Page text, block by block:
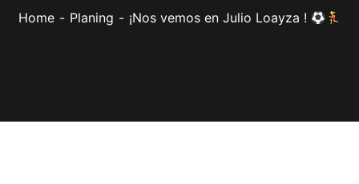
Home Planing ¡Nos vemos en Julio Loayza !